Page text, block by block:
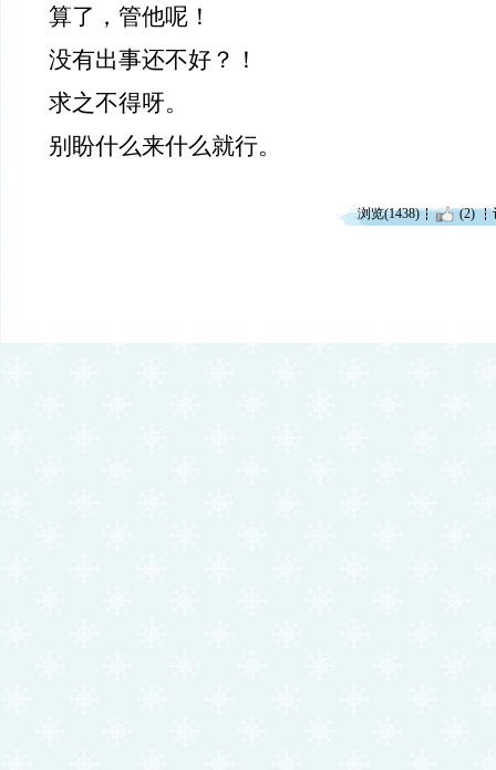
算了，管他呢！
没有出事还不好？！
求之不得呀。
别盼什么来什么就行。
浏览(1438) (2)